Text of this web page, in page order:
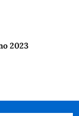
2023